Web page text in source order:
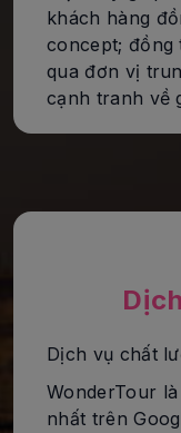
khách hàng
concept; đồng
qua đơn vị
cạnh tranh về
Dịch vụ chất
WonderTour
nhất trên